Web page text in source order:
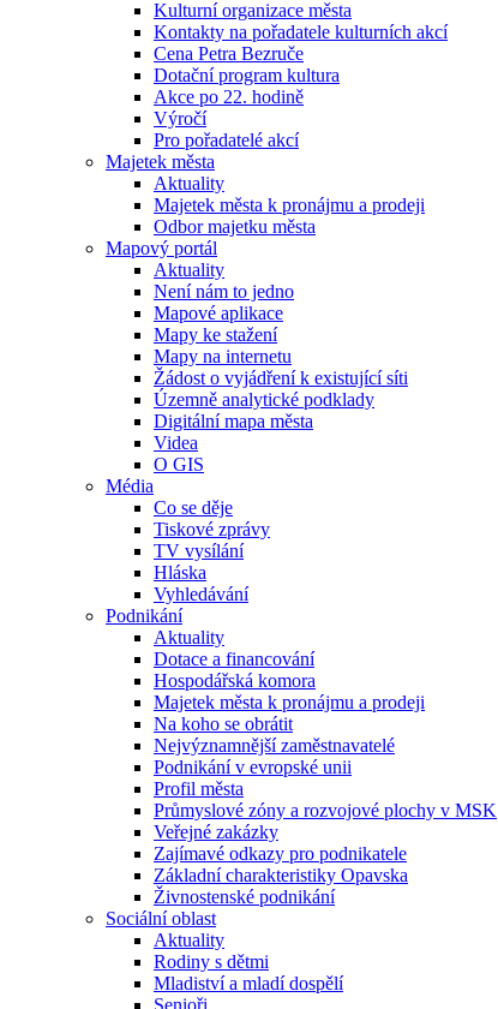
Kulturní organizace města
Kontakty na pořadatele kulturních akcí
Cena Petra Bezruče
Dotační program kultura
Akce po 22. hodině
Výročí
Pro pořadatelé akcí
Majetek města
Aktuality
Majetek města k pronájmu a prodeji
Odbor majetku města
Mapový portál
Aktuality
Není nám to jedno
Mapové aplikace
Mapy ke stažení
Mapy na internetu
Žádost o vyjádření k existující síti
Územně analytické podklady
Digitální mapa města
Videa
O GIS
Média
Co se děje
Tiskové zprávy
TV vysílání
Hláska
Vyhledávání
Podnikání
Aktuality
Dotace a financování
Hospodářská komora
Majetek města k pronájmu a prodeji
Na koho se obrátit
Nejvýznamnější zaměstnavatelé
Podnikání v evropské unii
Profil města
Průmyslové zóny a rozvojové plochy v MSK
Veřejné zakázky
Zajímavé odkazy pro podnikatele
Základní charakteristiky Opavska
Živnostenské podnikání
Sociální oblast
Aktuality
Rodiny s dětmi
Mladiství a mladí dospělí